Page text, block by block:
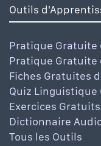
Outils
Pratique Gratuite
Pratique Gratuite
Fiches Gratuites
Quiz Linguistique
Exercices
Dictionnaire
Tous les Outils